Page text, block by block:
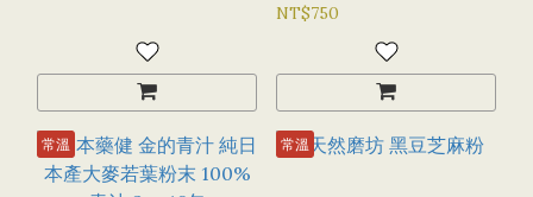
NT$750
常溫 常溫